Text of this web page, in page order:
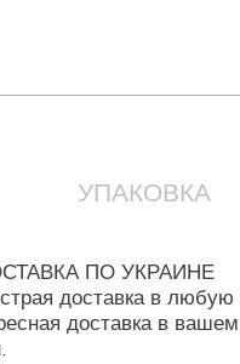
УПАКОВКА
ПО УКРАИНЕ
доставка в любую
доставка в